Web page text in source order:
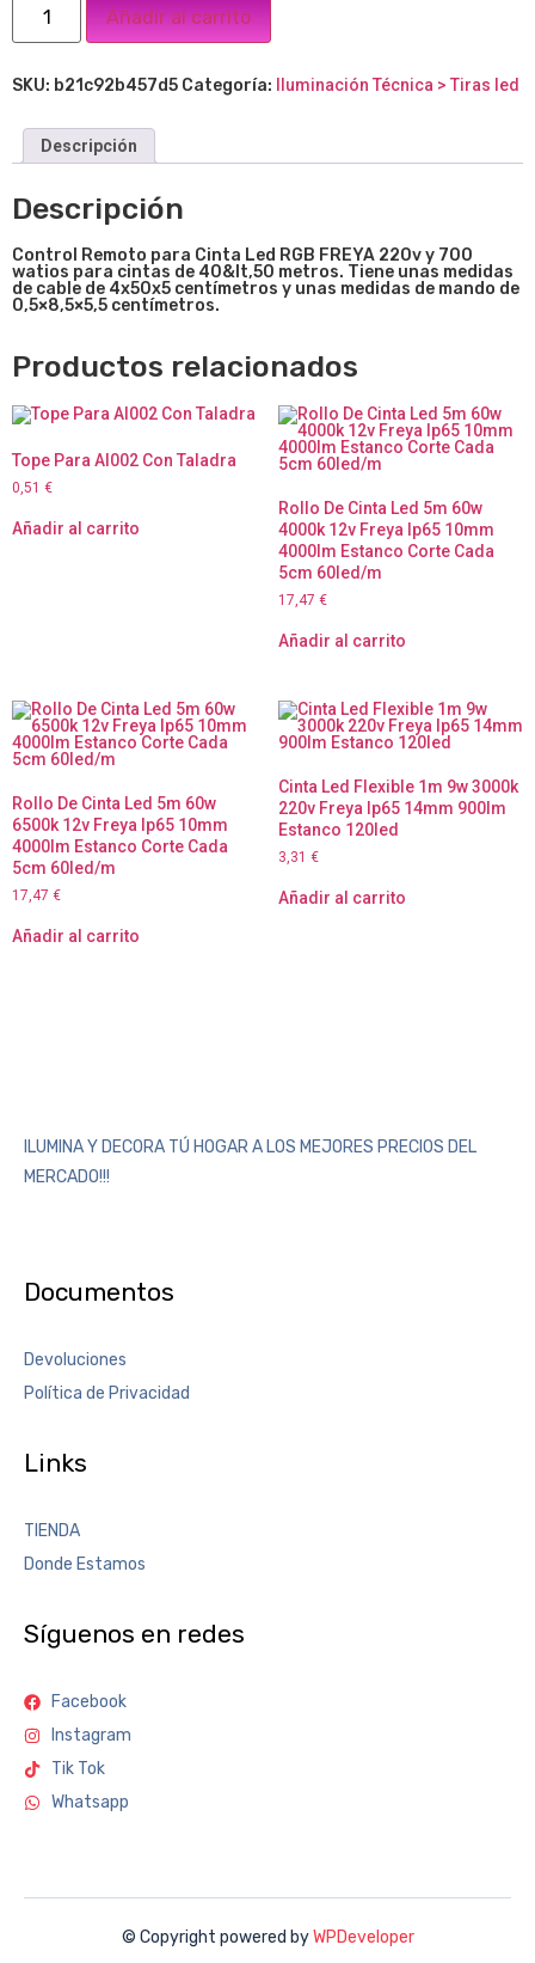
Añadir al carrito
SKU: b21c92b457d5 Categoría: Iluminación Técnica > Tiras led
Descripción
Descripción
Control Remoto para Cinta Led RGB FREYA 220v y 700
watios para cintas de 40&lt,50 metros. Tiene unas medidas
de cable de 4x50x5 centímetros y unas medidas de mando de
0,5×8,5×5,5 centímetros.
Productos relacionados
Tope Para Al002 Con Taladra
0,51 €
Añadir al carrito
Rollo De Cinta Led 5m 60w
4000k 12v Freya Ip65 10mm
4000lm Estanco Corte Cada
5cm 60led/m
17,47 €
Añadir al carrito
Rollo De Cinta Led 5m 60w
6500k 12v Freya Ip65 10mm
4000lm Estanco Corte Cada
5cm 60led/m
17,47 €
Añadir al carrito
Cinta Led Flexible 1m 9w 3000k
220v Freya Ip65 14mm 900lm
Estanco 120led
3,31 €
Añadir al carrito
ILUMINA Y DECORA TÚ HOGAR A LOS MEJORES PRECIOS DEL
MERCADO!!!
Documentos
Devoluciones
Política de Privacidad
Links
TIENDA
Donde Estamos
Síguenos en redes
Facebook
Instagram
Tik Tok
Whatsapp
© Copyright powered byWPDeveloper